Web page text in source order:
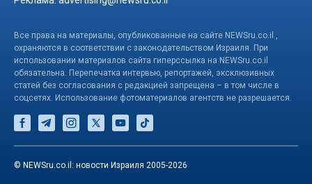
Все права на материалы, опубликованные на сайте NEWSru.co.il ,
охраняются в соответствии с законодательством Израиля. При
использовании материалов сайта гиперссылка на NEWSru.co.il
обязательна. Перепечатка интервью, репортажей, эксклюзивных
статей без согласования с редакцией запрещена – в том числе в
соцсетях. Использование фотоматериалов агентств не разрешается.
© NEWSru.co.il: новости Израиля 2005-2026